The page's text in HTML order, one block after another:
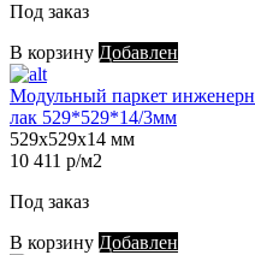
Под заказ
В корзину Добавлен
Модульный паркет
лак 529*529*14/3мм
529х529х14 мм
10 411 р/м2
Под заказ
В корзину Добавлен